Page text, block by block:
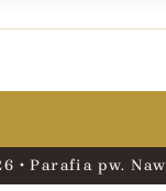
• Parafia pw.